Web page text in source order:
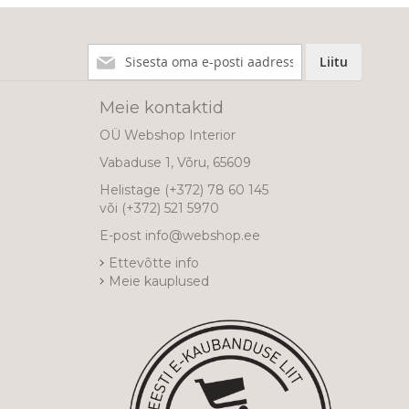
meie
Liitu
Meie kontaktid
OÜ Webshop Interior
Vabaduse 1, Võru, 65609
Helistage (+372) 78 60 145
või (+372) 521 5970
E-post info@webshop.ee
Ettevõtte info
Meie kauplused